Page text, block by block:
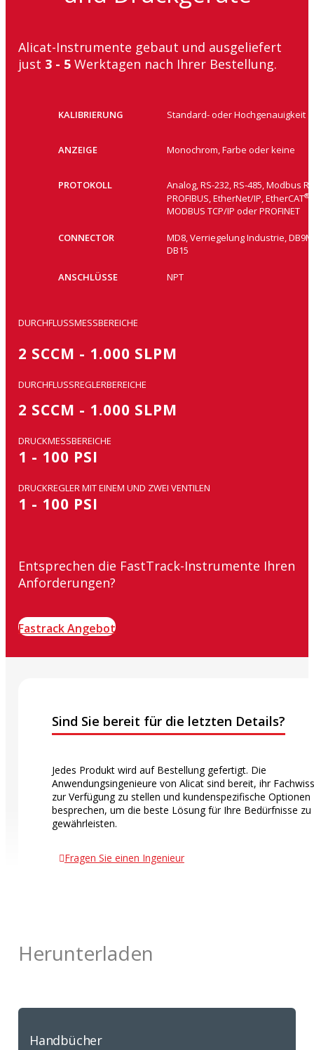
Alicat-Instrumente gebaut und ausgeliefert
just 3 - 5Werktagen nach Ihrer Bestellung.
KALIBRIERUNG Standard- oder Hochgenauigkeit
ANZEIGE Monochrom, Farbe oder keine
PROTOKOLL
Analog, RS-232, RS-485, Modbus
PROFIBUS, EtherNet/IP, EtherCAT®
MODBUS TCP/IP oder PROFINET
CONNECTOR
MD8, Verriegelung Industrie,
DB15
ANSCHLÜSSE NPT
DURCHFLUSSMESSBEREICHE
2 SCCM - 1.000 SLPM
DURCHFLUSSREGLERBEREICHE
2 SCCM - 1.000 SLPM
DRUCKMESSBEREICHE
1 - 100 PSI
DRUCKREGLER MIT EINEM UND ZWEI VENTILEN
1 - 100 PSI
Entsprechen die FastTrack-Instrumente Ihren
Anforderungen?
Fastrack Angebot
Sind Sie bereit für die letzten Details?
Jedes Produkt wird auf Bestellung gefertigt. Die
Anwendungsingenieure von Alicat sind bereit, ihr
zur Verfügung zu stellen und kundenspezifische Optionen
besprechen, um die beste Lösung für Ihre Bedürfnisse zu
gewährleisten.
Fragen Sie einen Ingenieur
Herunterladen
Handbücher